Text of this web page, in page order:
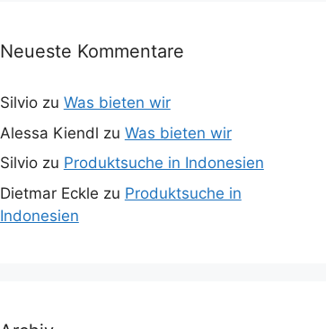
Neueste Kommentare
Silviozu Was bieten wir
Alessa Kiendl zu Was bieten wir
Silviozu Produktsuche in Indonesien
Dietmar Eckle zu Produktsuche in
Indonesien